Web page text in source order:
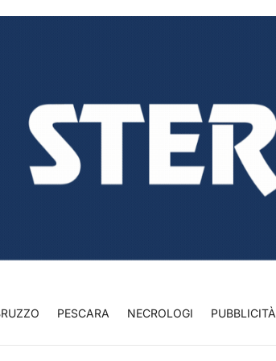
PESCARA NECROLOGI PUBBLICITÀ